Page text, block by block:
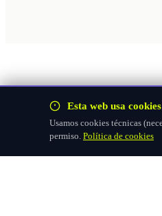
Esta web usa cookies
Usamos cookies técnicas
permiso. Política de cookies